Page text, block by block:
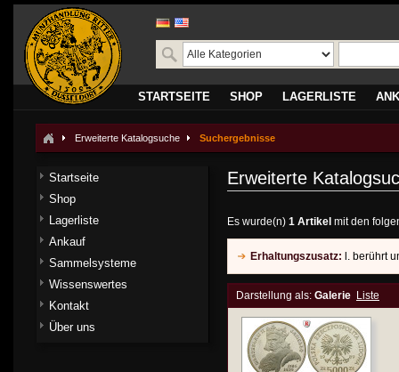
STARTSEITE SHOP LAGERLISTE
Erweiterte Katalogsuche Suchergebnisse
Erweiterte
Es wurde(n) 1 Artikel mit den
Erhaltungszusatz: l. berührt
Darstellung als: Galerie Liste
Startseite
Shop
Lagerliste
Ankauf
Sammelsysteme
Wissenswertes
Kontakt
Über uns